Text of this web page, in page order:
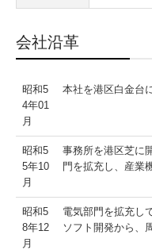
会社沿革
昭和5
4年01
月
本社を港区白金台
昭和5
5年10
月
事務所を港区芝に
門を拡充し、産業
昭和5
8年12
月
電気部門を拡充し
ソフト開発から、